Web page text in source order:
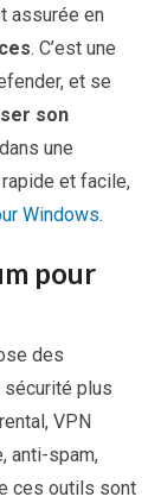
assurée en
. C’est une
et se
son
une
et facile,
Windows.
pour
des
sécurité plus
VPN
anti-spam,
ces outils sont